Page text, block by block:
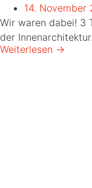
14. November
Wir waren dabei! 3
der Innenarchitektur.
Weiterlesen →